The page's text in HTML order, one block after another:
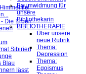
fiel
Die Erben
Sibirien
Blau
lässt
Baumwidmung für
unsere
Bibliothekarin
BIBLIOTHERAPIE
Über unsere
neue Rubrik
Thema:
Depression
Thema:
Egoismus